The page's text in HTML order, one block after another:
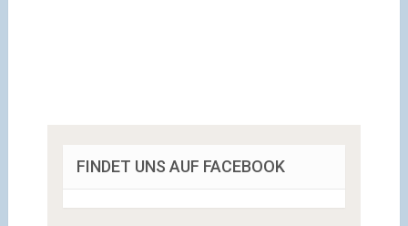
FINDET UNS AUF FACEBOOK